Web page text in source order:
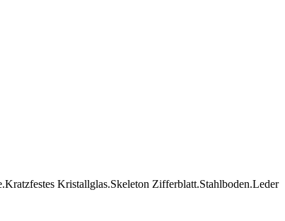
Kristallglas.Skeleton Zifferblatt.Stahlboden.Leder